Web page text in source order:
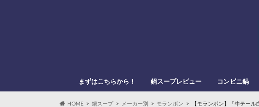
まずはこちらから！ 鍋スープレビュー コンビニ鍋
HOME 鍋スープ メーカー別 モランボン 【モランボン】「牛テー